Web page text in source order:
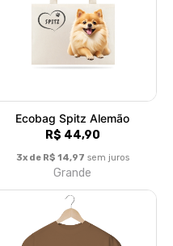
T-Shirt Oversized Game Over
R$ 129,90
3x de R$ 43,30sem juros
P, M, G, GG, XGG